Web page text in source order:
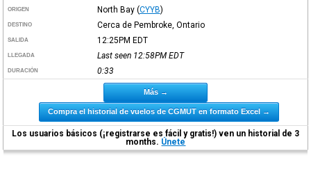
ORIGEN North Bay (CYYB)
DESTINO Cerca de Pembroke, Ontario
SALIDA 12:25PM EDT
LLEGADA Last seen 12:58PM EDT
DURACIÓN 0:33
Más →
Compra el historial de vuelos de CGMUT en formato Excel →
Los usuarios básicos (¡registrarse es fácil y gratis!) ven un historial de 3
months. Únete